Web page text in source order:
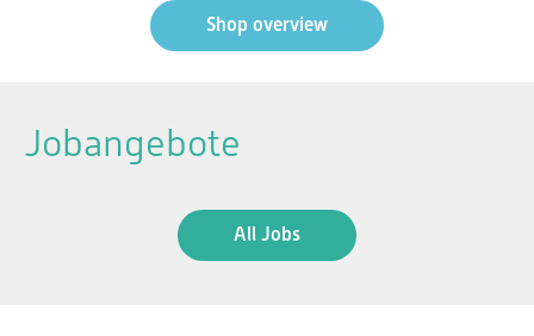
Shop overview
Jobangebote
All Jobs